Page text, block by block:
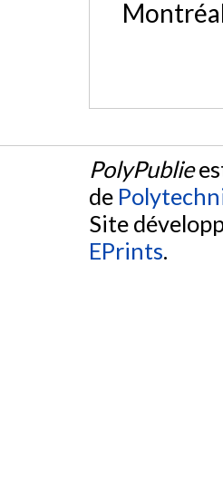
PolyPublie
de
Site
EPrints.